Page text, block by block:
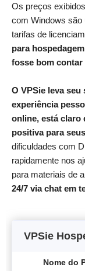
Os preços
com Windows são
tarifas de
para
fosse bom
O VPSie leva
experiência
online, está claro
positiva para
dificuldades com
rapidamente nos
para materiais de
24/7 via chat em
VPSie
Nome do